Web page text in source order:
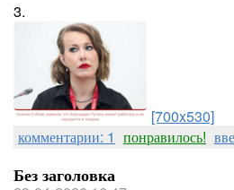
3.
[700x530]
комментарии: 1 понравилось!
Без заголовка